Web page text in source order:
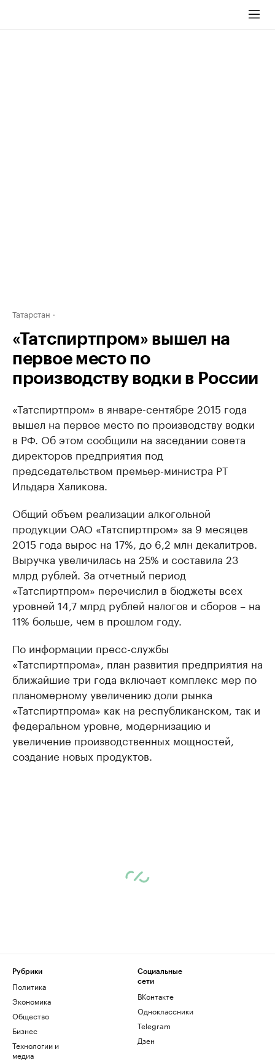
Татарстан
«Татспиртпром» вышел на
первое место по
производству водки в России
«Татспиртпром» в январе-сентябре 2015 года
вышел на первое место по производству водки
в РФ. Об этом сообщили на заседании совета
директоров предприятия под
председательством премьер-министра РТ
Ильдара Халикова.
Общий объем реализации алкогольной
продукции ОАО «Татспиртпром» за 9 месяцев
2015 года вырос на 17%, до 6,2 млн декалитров.
Выручка увеличилась на 25% и составила 23
млрд рублей. За отчетный период
«Татспиртпром» перечислил в бюджеты всех
уровней 14,7 млрд рублей налогов и сборов – на
11% больше, чем в прошлом году.
По информации пресс-службы
«Татспиртпрома», план развития предприятия на
ближайшие три года включает комплекс мер по
планомерному увеличению доли рынка
«Татспиртпрома» как на республиканском, так и
федеральном уровне, модернизацию и
увеличение производственных мощностей,
создание новых продуктов.
Рубрики
Политика
Экономика
Общество
Бизнес
Технологии и
медиа
Социальные
сети
ВКонтакте
Одноклассники
Telegram
Дзен